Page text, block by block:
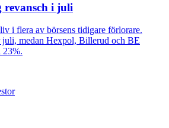
revansch i juli
i flera av börsens tidigare förlorare.
juli, medan Hexpol, Billerud och BE
23%.